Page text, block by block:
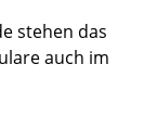
stehen das
auch im